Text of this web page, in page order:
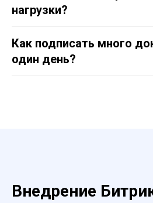
нагрузки?
Как подписать много
один день?
Внедрение